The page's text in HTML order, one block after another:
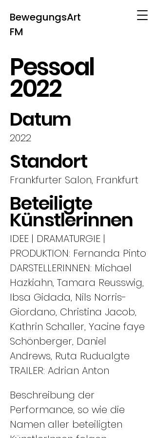
BewegungsArt
FM
Pessoal
2022
Datum
2022
Standort
Frankfurter Salon, Frankfurt
Beteiligte
Künstlerinnen
IDEE | DRAMATURGIE |
PRODUKTION: Fernanda Pinto
DARSTELLERINNEN: Michael
Hazkiahn, Tamara Reusswig,
Ibsa Gidada, Nils Norris-
Giordano, Christina Jacob,
Kathrin Schaller, Yacine faye
Schönberger, Daniel
Andrews, Ruta Rudualgte
TRAILER: Adrian Anton
Beschreibung der
Performance, so wie die
Namen aller beteiligten